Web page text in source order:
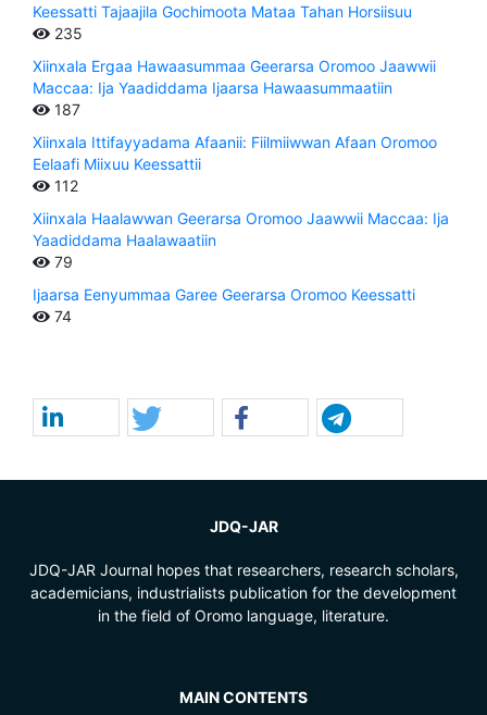
Keessatti Tajaajila Gochimoota Mataa Tahan Horsiisuu
235
Xiinxala Ergaa Hawaasummaa Geerarsa Oromoo Jaawwii
Maccaa: Ija Yaadiddama Ijaarsa Hawaasummaatiin
187
Xiinxala Ittifayyadama Afaanii: Fiilmiiwwan Afaan Oromoo
Eelaafi Miixuu Keessattii
112
Xiinxala Haalawwan Geerarsa Oromoo Jaawwii Maccaa: Ija
Yaadiddama Haalawaatiin
79
Ijaarsa Eenyummaa Garee Geerarsa Oromoo Keessatti
74
JDQ-JAR
JDQ-JAR Journal hopes that researchers, research scholars,
academicians, industrialists publication for the development
in the field of Oromo language, literature.
MAIN CONTENTS